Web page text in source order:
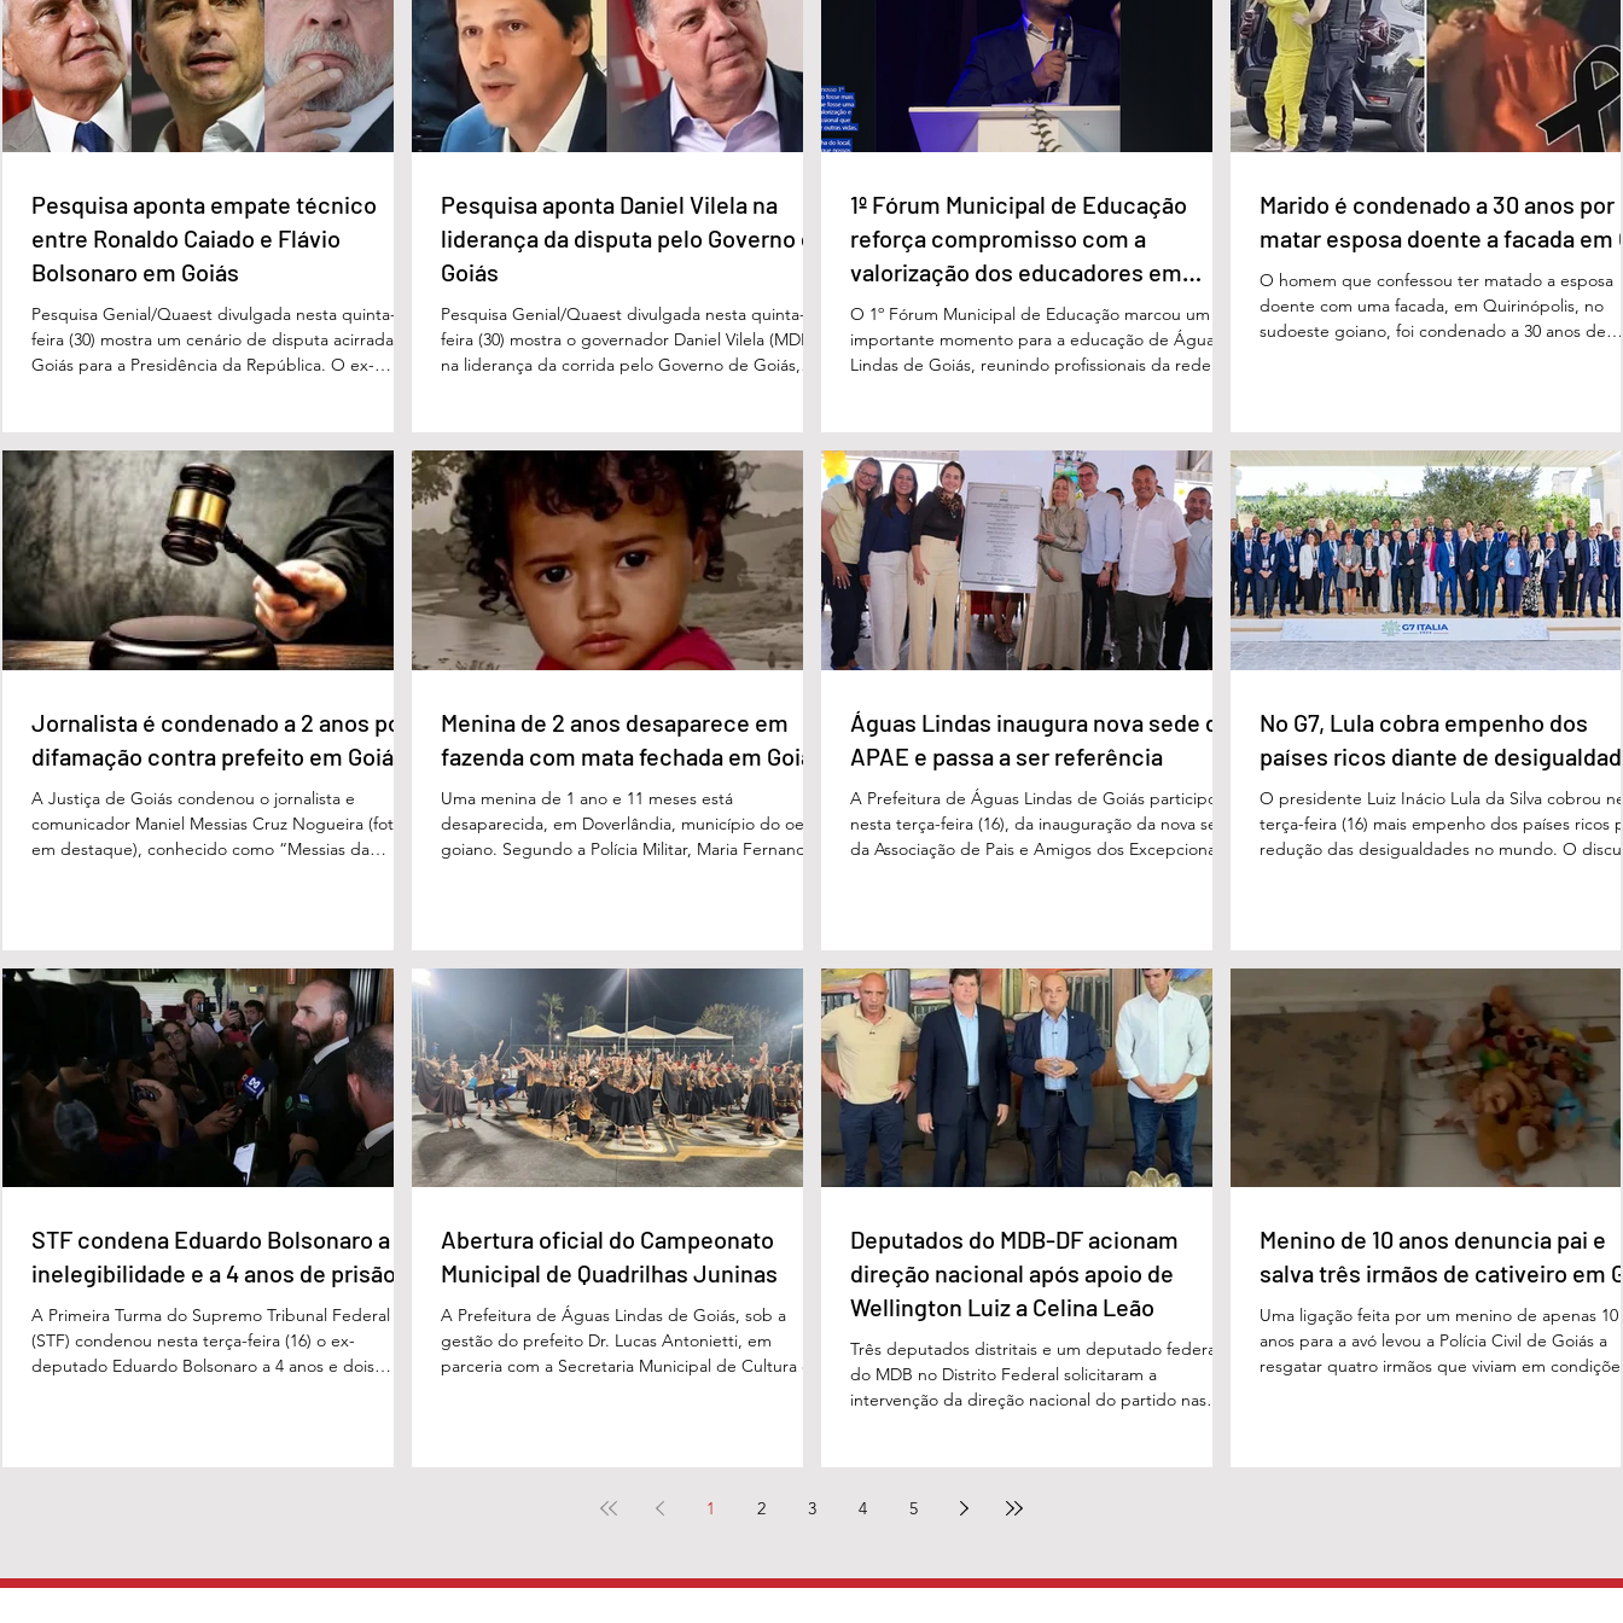
Trump recua e aceita
suspender ataques ao Irã por
duas semanas
Trump amplia retórica bélica
contra Irã e minimiza alta do
petróleo
Ativista brasileiro é
deportado da Argentina por
ordem de Milei
Pesquisa aponta empate técnico
entre Ronaldo Caiado e Flávio
Bolsonaro em Goiás
Pesquisa Genial/Quaest divulgada nesta quinta-
feira (30) mostra um cenário de disputa acirrada em
Goiás para a Presidência da República. O ex-
27%. Considerando a margem de erro de três
pontos percentuais, os dois estão em empate
técnico. Na terceira colocação está o presidente
Luiz Inácio Lula da Silva (PT), com 23% das
intenções de voto. Os
Pesquisa aponta Daniel Vilela na
liderança da disputa pelo Governo de
Goiás
Pesquisa Genial/Quaest divulgada nesta quinta-
feira (30) mostra o governador Daniel Vilela (MDB)
na liderança da corrida pelo Governo de Goiás,
turno, Daniel Vilela aparece com 37% das intenções
de voto, seguido pelo ex-governador Marconi
Perillo (PSDB), com 21%. Em seguida estão Wilder
Morais (PL), com 11%, Luis Cesar Bueno (PT), com
3%, e
1º Fórum Municipal de Educação
reforça compromisso com a
valorização dos educadores em
Águas Lindas
O 1º Fórum Municipal de Educação marcou um
importante momento para a educação de Águas
Lindas de Goiás, reunindo profissionais da rede
um papel fundamental na formação das futuras
gerações. Durante o evento, o secretário municipal
de Educação, Denildson Oliveira, destacou que o
fórum nasceu do desejo de oferecer aos
educadores muito mais do que um
Marido é condenado a 30 anos por
matar esposa doente a facada em
O homem que confessou ter matado a esposa
doente com uma facada, em Quirinópolis, no
sudoeste goiano, foi condenado a 30 anos de
Acidente Vascular Cerebral (AVC) e estava em
condição de fragilidade física. De acordo com o
processo, Cléria foi morta com um único golpe
faca no pescoço, enquanto estava no quarto
repousando, desferido pelo
Jornalista é condenado a 2 anos por
difamação contra prefeito em Goiás
A Justiça de Goiás condenou o jornalista e
comunicador Maniel Messias Cruz Nogueira (foto
em destaque), conhecido como “Messias da
proferida pelo juiz Hermes Pereira Vidigal, da Vara
Criminal da Comarca de Edéia. O jornalista
contesta a decisão e diz que sofre perseguição.
Apesar da condenação, a pena será cumprida em
regime inicialmente aberto e
Menina de 2 anos desaparece em
fazenda com mata fechada em Goiás
Uma menina de 1 ano e 11 meses está
desaparecida, em Doverlândia, município do oeste
goiano. Segundo a Polícia Militar, Maria Fernanda
terça-feira (16/6) não havia sido localizada. O Corpo
de Bombeiros realiza buscas na região, que é de
mata fechada e próxima ao Rio Paraíso. De acordo
com o tenente Vivaldo Alves da Silva Filho, da Polí
Águas Lindas inaugura nova sede da
APAE e passa a ser referência
A Prefeitura de Águas Lindas de Goiás participou,
nesta terça-feira (16), da inauguração da nova sede
da Associação de Pais e Amigos dos Excepcionais,
avanço nas políticas públicas de inclusão, educação
especializada e atendimento multidisciplinar às
pessoas com deficiência. A nova estrutura foi
projetada para oferecer acolhimento, dese
No G7, Lula cobra empenho dos
países ricos diante de
O presidente Luiz Inácio Lula da Silva cobrou
terça-feira (16) mais empenho dos países ricos
redução das desigualdades no mundo. O
entre países ricos e pobres tem aumentado.
desafios se multiplicam, mas a solidariedade
internacional encolhe. A distância que separa a
prosperidade de Évian da realidade
STF condena Eduardo Bolsonaro a
inelegibilidade e a 4 anos de prisão
A Primeira Turma do Supremo Tribunal Federal
(STF) condenou nesta terça-feira (16) o ex-
deputado Eduardo Bolsonaro a 4 anos e dois
prisão, o ex-deputado foi condenado a oito anos
Abertura oficial do Campeonato
Municipal de Quadrilhas Juninas
A Prefeitura de Águas Lindas de Goiás, sob a
gestão do prefeito Dr. Lucas Antonietti, em
parceria com a Secretaria Municipal de Cultura e
Campeonato Municipal de Quadrilhas Juninas. O
competição, que percorrerá diversas festividades
Deputados do MDB-DF acionam
direção nacional após apoio de
Wellington Luiz a Celina Leão
Três deputados distritais e um deputado federal
do MDB no Distrito Federal solicitaram a
intervenção da direção nacional do partido nas
regional da sigla, Wellington Luiz, em defesa da
governador Ibaneis Rocha. No documento, obtido
Menino de 10 anos denuncia pai e
salva três irmãos de cativeiro em
Uma ligação feita por um menino de apenas 10
anos para a avó levou a Polícia Civil de Goiás a
resgatar quatro irmãos que viviam em
feira (5/6), quando a criança conseguiu pedir
1 2 3 4 5